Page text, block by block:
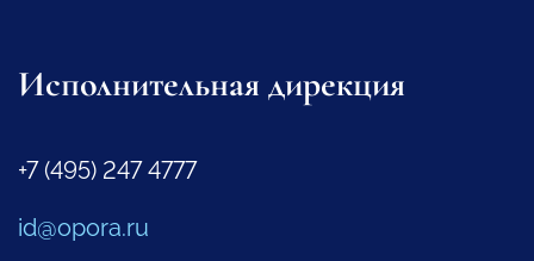
Исполнительная дирекция
+7 (495) 247 4777
id@opora.ru